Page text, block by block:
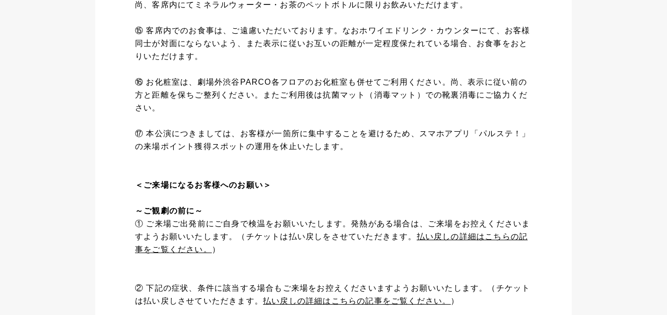
尚、客席内にてミネラルウォーター・お茶のペットボトルに限りお飲みいただけます。
⑮ 客席内でのお食事は、ご遠慮いただいております。なおホワイエドリンク・カウンターにて、お客様
同士が対面にならないよう、また表示に従いお互いの距離が一定程度保たれている場合、お食事をおと
りいただけます。
⑯ お化粧室は、劇場外渋谷PARCO各フロアのお化粧室も併せてご利用ください。尚、表示に従い前の
方と距離を保ちご整列ください。またご利用後は抗菌マット（消毒マット）での靴裏消毒にご協力くだ
さい。
⑰ 本公演につきましては、お客様が一箇所に集中することを避けるため、スマホアプリ「パルステ！」
の来場ポイント獲得スポットの運用を休止いたします。
＜ご来場になるお客様へのお願い＞
～ご観劇の前に～
① ご来場ご出発前にご自身で検温をお願いいたします。発熱がある場合は、ご来場をお控えくださいま
すようお願いいたします。（チケットは払い戻しをさせていただきます。 払い戻しの詳細はこちらの記
事をご覧ください。
）
② 下記の症状、条件に該当する場合もご来場をお控えくださいますようお願いいたします。（チケット
は払い戻しさせていただきます。 払い戻しの詳細はこちらの記事をご覧ください。 ）